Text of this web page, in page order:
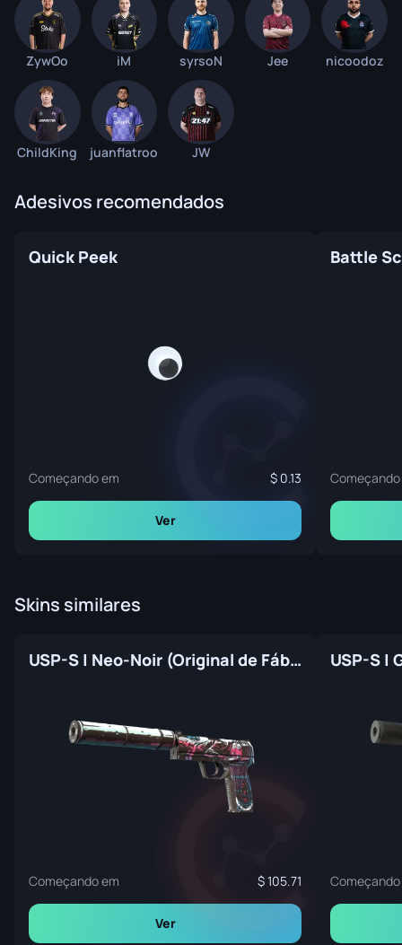
ZywOo iM syrsoN Jee nicoodoz
ChildKing juanflatroo JW
Adesivos recomendados
Quick Peek
Começando em 0.13
Ver
Battle
Skins similares
USP-S | Neo-Noir (Original de Fábrica)
Começando em 105.71
Ver